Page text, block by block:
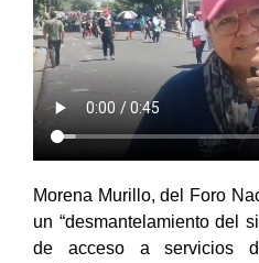
Morena Murillo, del Foro
un “desmantelamiento del
de acceso a servicios